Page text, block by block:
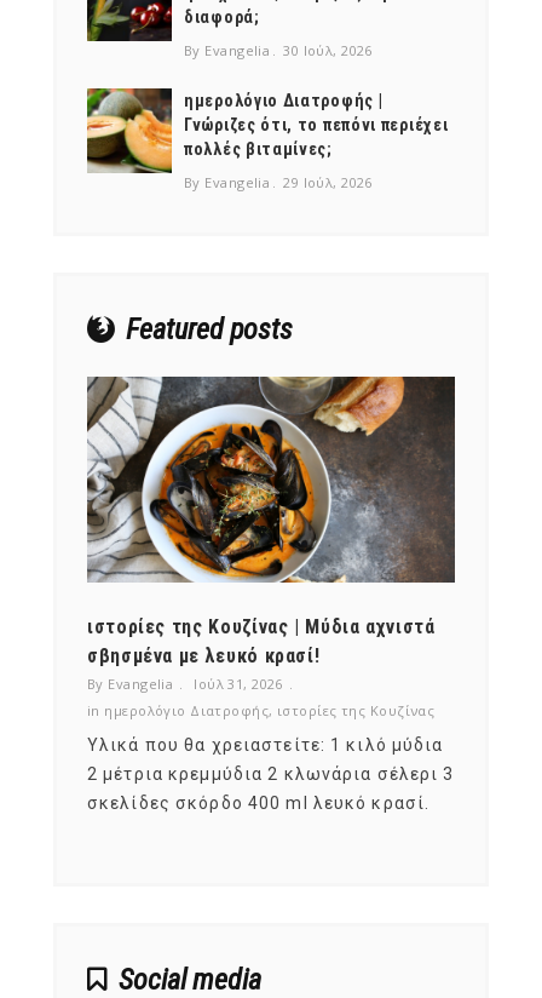
διαφορά;
By Evangelia 30 Ιούλ, 2026
ημερολόγιο Διατροφής |
Γνώριζες ότι, το πεπόνι περιέχει
πολλές βιταμίνες;
By Evangelia 29 Ιούλ, 2026
Featured posts
ιστορίες της Κουζίνας | Μύδια αχνιστά
σβησμένα με λευκό κρασί!
By Evangelia
Ιούλ 31, 2026
in ημερολόγιο Διατροφής, ιστορίες της Κουζίνας
Υλικά που θα χρειαστείτε: 1 κιλό μύδια
2 μέτρια κρεμμύδια 2 κλωνάρια σέλερι 3
σκελίδες σκόρδο 400 ml λευκό κρασί.
Social media